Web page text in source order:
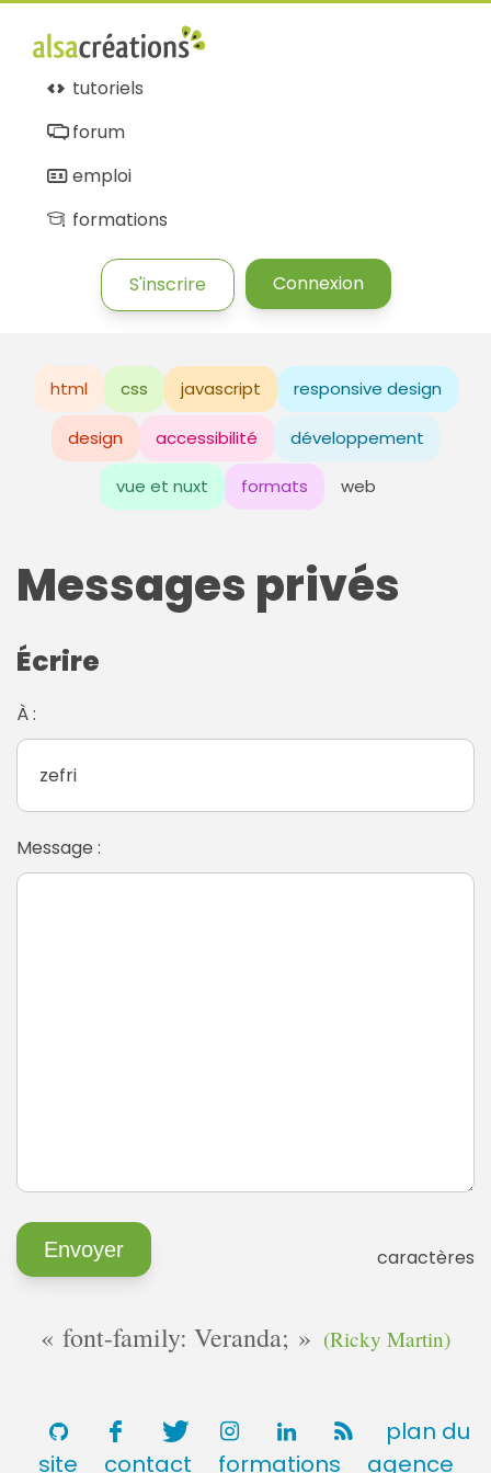
tutoriels
forum
emploi
formations
S'inscrire Connexion
html css javascript responsive design
design accessibilité développement
vue et nuxt formats web
Messages privés
Écrire
À :
Message :
caractères
font-family: Veranda; (Ricky Martin)
plan du
site
contact formations agence